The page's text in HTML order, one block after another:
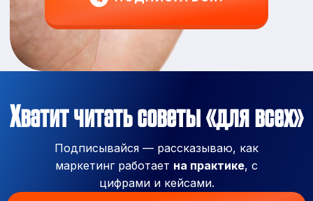
Хватит читать советы «для всех»
Подписывайся — рассказываю, как
маркетинг работает на практике, с
цифрами и кейсами.